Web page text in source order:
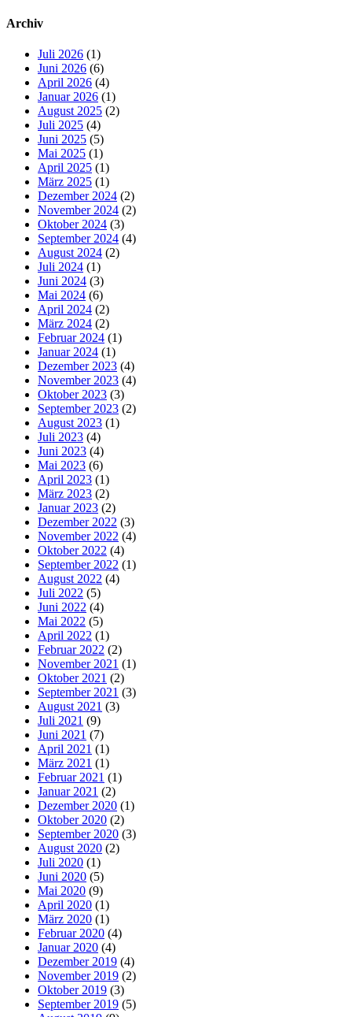
Archiv
Juli 2026 (1)
Juni 2026 (6)
April 2026 (4)
Januar 2026 (1)
August 2025 (2)
Juli 2025 (4)
Juni 2025 (5)
Mai 2025 (1)
April 2025 (1)
März 2025 (1)
Dezember 2024 (2)
November 2024 (2)
Oktober 2024 (3)
September 2024 (4)
August 2024 (2)
Juli 2024 (1)
Juni 2024 (3)
Mai 2024 (6)
April 2024 (2)
März 2024 (2)
Februar 2024 (1)
Januar 2024 (1)
Dezember 2023 (4)
November 2023 (4)
Oktober 2023 (3)
September 2023 (2)
August 2023 (1)
Juli 2023 (4)
Juni 2023 (4)
Mai 2023 (6)
April 2023 (1)
März 2023 (2)
Januar 2023 (2)
Dezember 2022 (3)
November 2022 (4)
Oktober 2022 (4)
September 2022 (1)
August 2022 (4)
Juli 2022 (5)
Juni 2022 (4)
Mai 2022 (5)
April 2022 (1)
Februar 2022 (2)
November 2021 (1)
Oktober 2021 (2)
September 2021 (3)
August 2021 (3)
Juli 2021 (9)
Juni 2021 (7)
April 2021 (1)
März 2021 (1)
Februar 2021 (1)
Januar 2021 (2)
Dezember 2020 (1)
Oktober 2020 (2)
September 2020 (3)
August 2020 (2)
Juli 2020 (1)
Juni 2020 (5)
Mai 2020 (9)
April 2020 (1)
März 2020 (1)
Februar 2020 (4)
Januar 2020 (4)
Dezember 2019 (4)
November 2019 (2)
Oktober 2019 (3)
September 2019 (5)